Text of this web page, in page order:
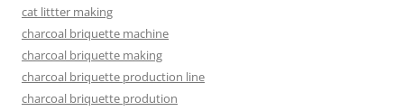
cat littter making
charcoal briquette machine
charcoal briquette making
charcoal briquette production line
charcoal briquette prodution